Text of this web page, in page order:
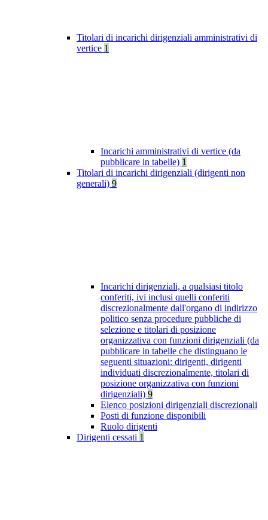
Titolari di incarichi dirigenziali amministrativi di
vertice 1
Incarichi amministrativi di vertice (da
pubblicare in tabelle) 1
Titolari di incarichi dirigenziali (dirigenti non
generali) 9
Incarichi dirigenziali, a qualsiasi titolo
conferiti, ivi inclusi quelli conferiti
discrezionalmente dall'organo di indirizzo
politico senza procedure pubbliche di
selezione e titolari di posizione
organizzativa con funzioni dirigenziali (da
pubblicare in tabelle che distinguano le
seguenti situazioni: dirigenti, dirigenti
individuati discrezionalmente, titolari di
posizione organizzativa con funzioni
dirigenziali) 9
Elenco posizioni dirigenziali discrezionali
Posti di funzione disponibili
Ruolo dirigenti
Dirigenti cessati 1